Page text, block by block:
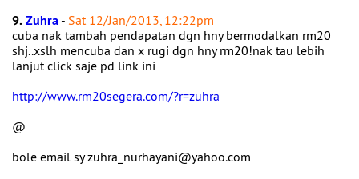
9.Zuhra - Sat 12/Jan/2013, 12:22pm
cuba nak tambah pendapatan dgn hny bermodalkan rm20
shj..xslh mencuba dan x rugi dgn hny rm20!nak tau lebih
lanjut click saje pd link ini
http://www.rm20segera.com/?r=zuhra
@
bole email sy zuhra_nurhayani@yahoo.com